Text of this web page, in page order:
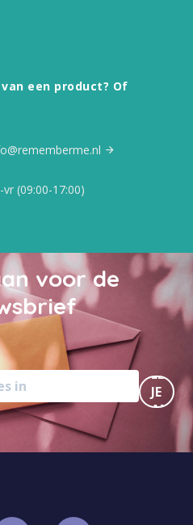
een product? Of
(09:00-17:00)
voor de
MELD
JE
AAN